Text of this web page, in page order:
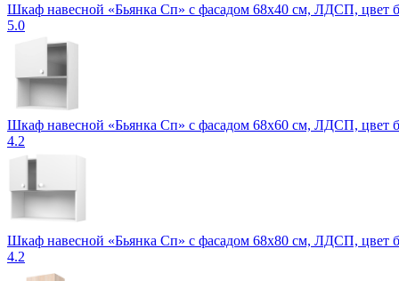
Шкаф навесной «Бьянка Сп» с фасадом 68х40 см, ЛДСП, цвет
5.0
Шкаф навесной «Бьянка Сп» с фасадом 68х60 см, ЛДСП, цвет
4.2
Шкаф навесной «Бьянка Сп» с фасадом 68х80 см, ЛДСП, цвет
4.2